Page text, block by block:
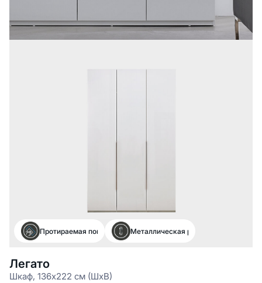
Протираемая поверхностьМеталлическая ручка
Легато
Шкаф, 136x222 см (ШxВ)